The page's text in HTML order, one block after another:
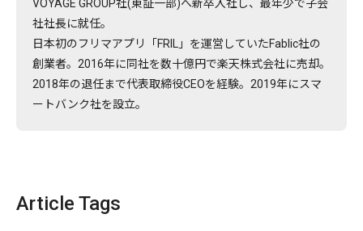
VOYAGE GROUP社(東証一部)へ新卒入社し、最年少で子会
社社長に就任。
日本初のフリマアプリ「FRIL」を運営していたFablic社の
創業者。2016年に同社を数十億円で楽天株式会社に売却。
2018年の退任まで代表取締役CEOを経験。2019年にスマ
ートバンク社を設立。
Article Tags